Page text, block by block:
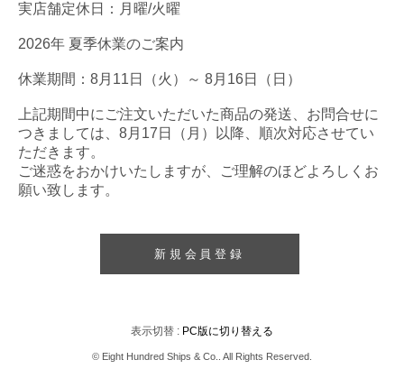
実店舗定休日：月曜/火曜
2026年 夏季休業のご案内
休業期間：8月11日（火）～ 8月16日（日）
上記期間中にご注文いただいた商品の発送、お問合せに
つきましては、8月17日（月）以降、順次対応させてい
ただきます。
ご迷惑をおかけいたしますが、ご理解のほどよろしくお
願い致します。
新規会員登録
表示切替 : PC版に切り替える
© Eight Hundred Ships & Co.. All Rights Reserved.